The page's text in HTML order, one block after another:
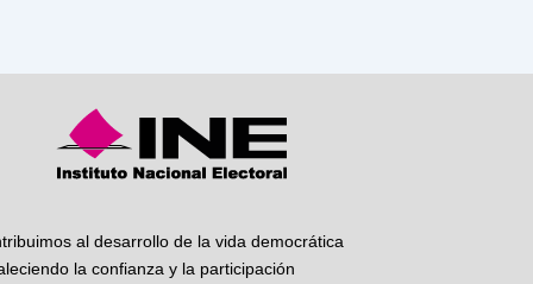
al desarrollo de la vida democrática
la confianza y la participación